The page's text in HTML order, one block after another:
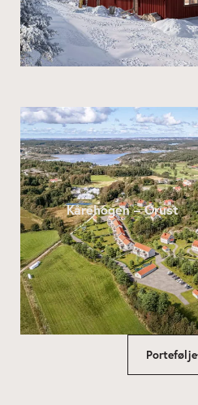
Kårehogen – Orust
Portefølje